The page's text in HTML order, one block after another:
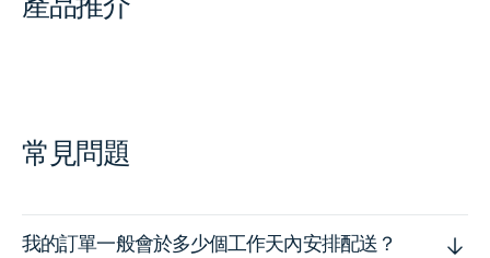
常見問題
我的訂單一般會於多少個工作天內安排配送？